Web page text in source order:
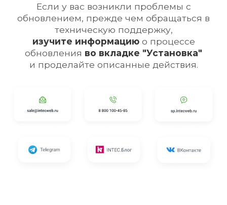
Если у вас возникли проблемы с
обновлением, прежде чем обращаться в
техническую поддержку,
изучите информациюо процессе
обновления во вкладке "Установка"
и проделайте описанные действия.